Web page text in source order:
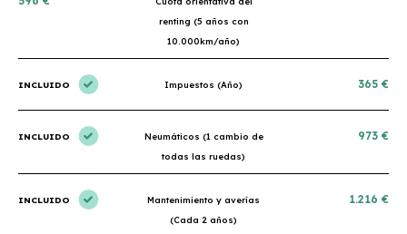
renting (5 años con
10.000km/año)
INCLUIDO Impuestos (Año) 365 €
INCLUIDO
Neumáticos (1 cambio de
todas las ruedas)
973 €
INCLUIDO
Mantenimiento y averías
(Cada 2 años)
1.216 €